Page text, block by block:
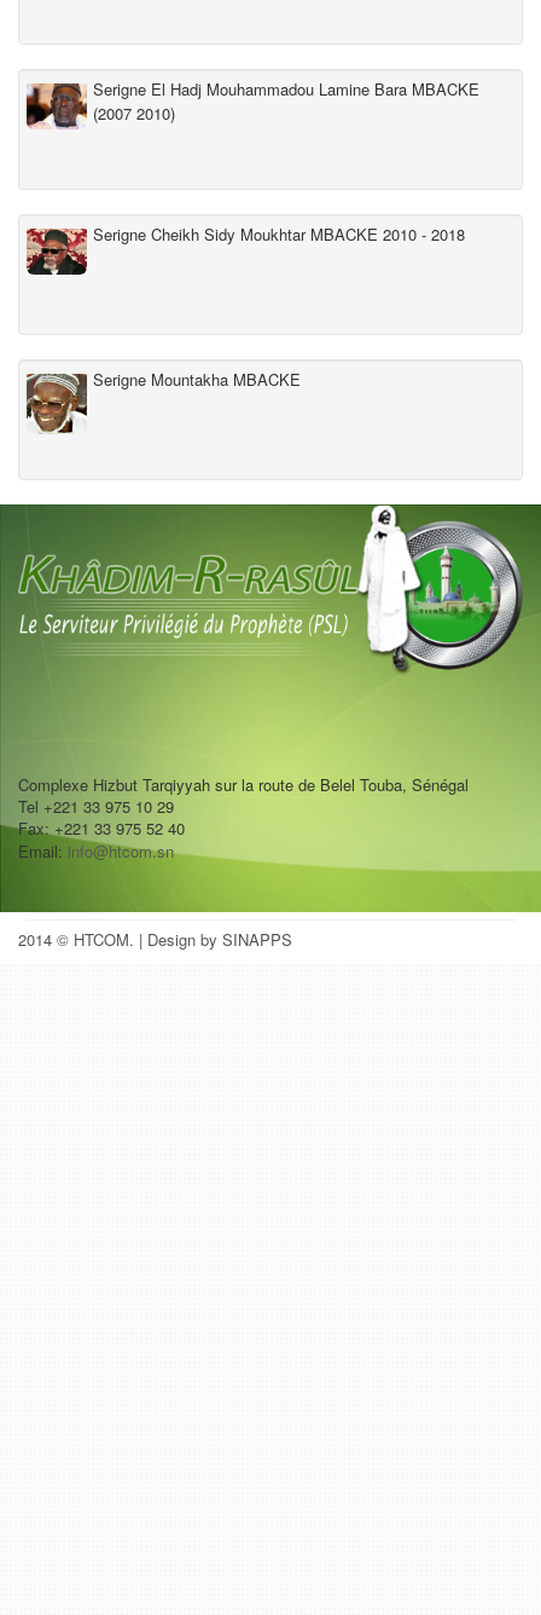
Serigne El Hadj Mouhammadou Lamine Bara MBACKE
(2007 2010)
Serigne Cheikh Sidy Moukhtar MBACKE 2010 - 2018
Serigne Mountakha MBACKE
Complexe Hizbut Tarqiyyah sur la route de Belel Touba, Sénégal
Tel +221 33 975 10 29
Fax: +221 33 975 52 40
Email: info@htcom.sn
2014 © HTCOM. | Design by SINAPPS